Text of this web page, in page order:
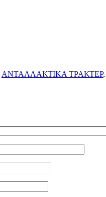
ΑΝΤΑΛΛΑΚΤΙΚΑ ΤΡΑΚΤΕΡ,